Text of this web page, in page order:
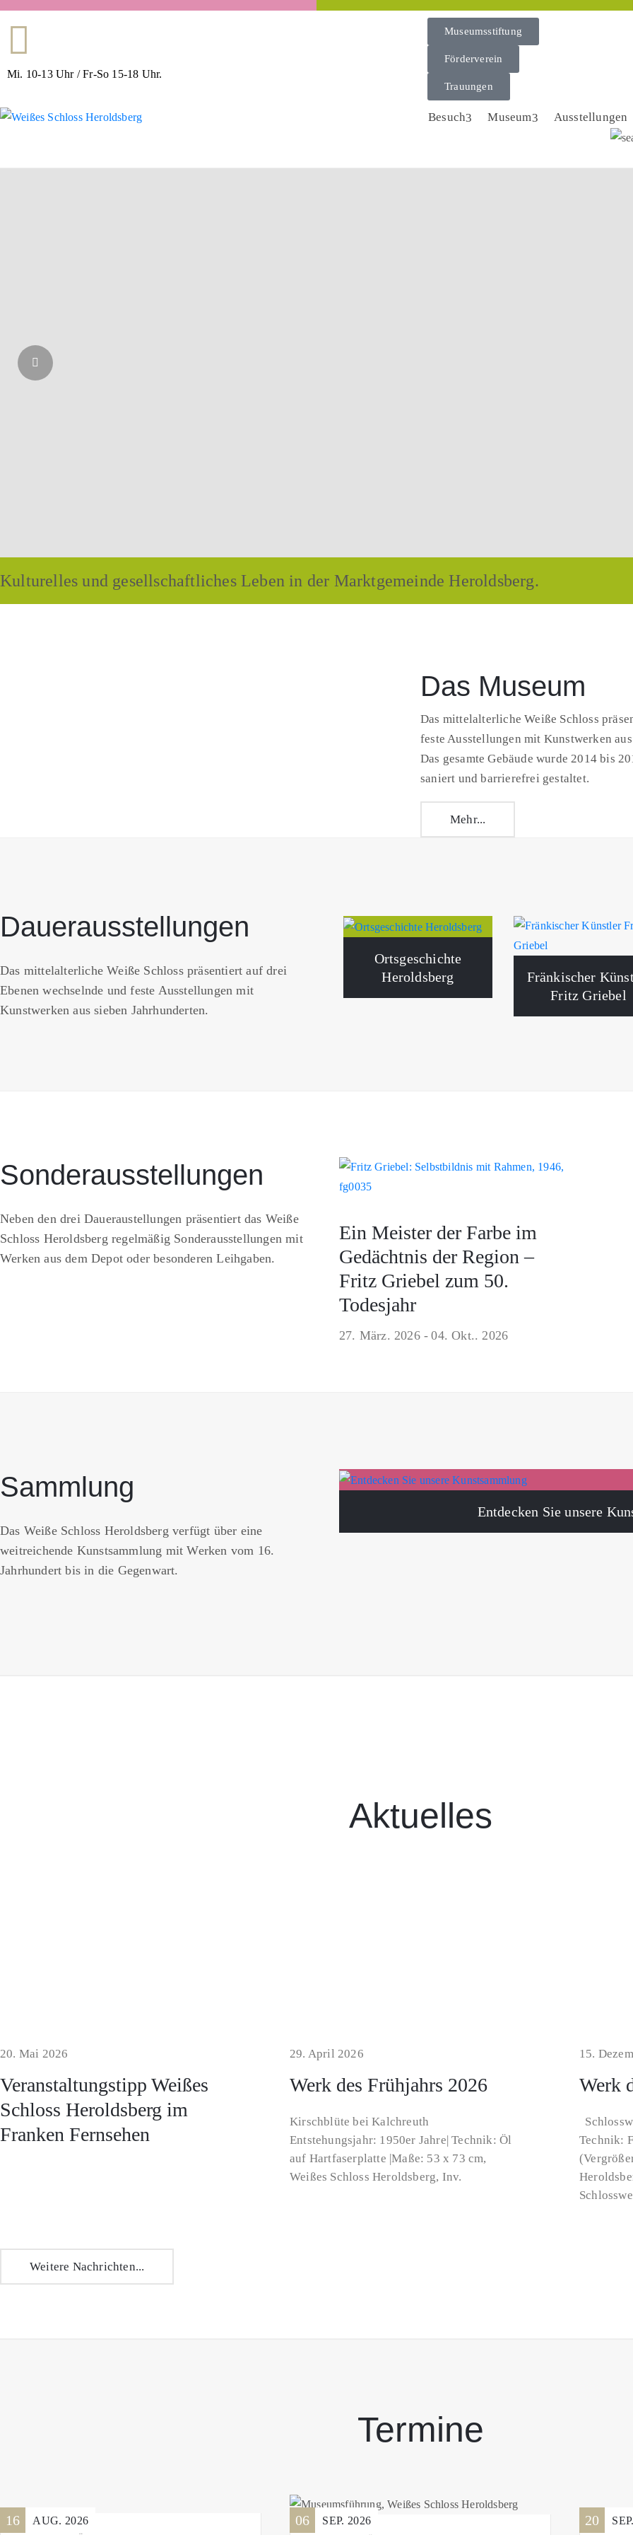
Mi. 10-13 Uhr / Fr-So 15-18 Uhr.
Museumsstiftung
Förderverein
Trauungen
Besuch Museum Ausstellungen
Kulturelles und gesellschaftliches Leben in der Marktgemeinde Heroldsberg.
Das Museum
Das mittelalterliche Weiße Schloss
feste Ausstellungen mit Kunstwerken
Das gesamte Gebäude wurde 2014 bis
saniert und barrierefrei gestaltet.
Mehr...
Dauerausstellungen
Das mittelalterliche Weiße Schloss präsentiert auf drei
Ebenen wechselnde und feste Ausstellungen mit
Kunstwerken aus sieben Jahrhunderten.
Ortsgeschichte
Heroldsberg
Fränkischer
Fritz Griebel
Sonderausstellungen
Neben den drei Daueraustellungen präsentiert das Weiße
Schloss Heroldsberg regelmäßig Sonderausstellungen mit
Werken aus dem Depot oder besonderen Leihgaben.
Ein Meister der Farbe im
Gedächtnis der Region –
Fritz Griebel zum 50.
Todesjahr
27. März. 2026 - 04. Okt.. 2026
Sammlung
Das Weiße Schloss Heroldsberg verfügt über eine
weitreichende Kunstsammlung mit Werken vom 16.
Jahrhundert bis in die Gegenwart.
Entdecken Sie unsere
Aktuelles
20. Mai 2026
Veranstaltungstipp Weißes
Schloss Heroldsberg im
Franken Fernsehen
29. April 2026
Werk des Frühjahrs 2026
Kirschblüte bei Kalchreuth
Entstehungsjahr: 1950er Jahre| Technik: Öl
auf Hartfaserplatte |Maße: 53 x 73 cm,
Weißes Schloss Heroldsberg, Inv.
15.
Werk
Technik:
Weitere Nachrichten...
Termine
16 AUG. 2026 06 SEP. 2026 20 SEP.